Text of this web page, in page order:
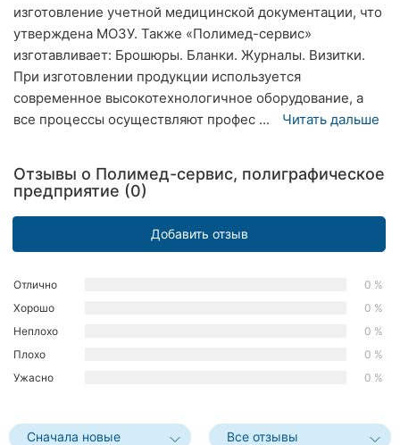
Запорожье
Днепр
Львов
Николаев
Чернигов
Черновцы
Сумы
изготовление учетной медицинской документации, что
утверждена МОЗУ. Также «Полимед-сервис»
изготавливает: Брошюры. Бланки. Журналы. Визитки.
При изготовлении продукции используется
современное высокотехнологичное оборудование, а
все процессы осуществляют профес ...
Читать дальше
Отзывы о Полимед-сервис, полиграфическое
предприятие (0)
Добавить отзыв
Отлично
0 %
Хорошо
0 %
Неплохо
0 %
Плохо
0 %
Ужасно
0 %
Сначала новые Все отзывы